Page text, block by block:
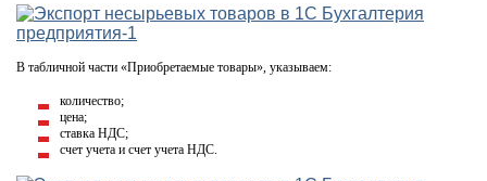
В табличной части «Приобретаемые товары», указываем:
количество;
цена;
ставка НДС;
счет учета и счет учета НДС.